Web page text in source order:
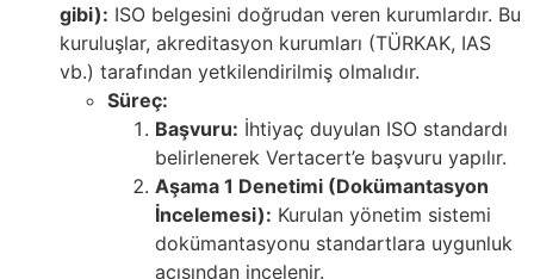
gibi): ISO belgesini doğrudan veren kurumlardır. Bu
kuruluşlar, akreditasyon kurumları (TÜRKAK, IAS
vb.) tarafından yetkilendirilmiş olmalıdır.
Süreç:
Başvuru: İhtiyaç duyulan ISO standardı
belirlenerek Vertacert’e başvuru yapılır.
Aşama 1 Denetimi (Dokümantasyon
İncelemesi): Kurulan yönetim sistemi
dokümantasyonu standartlara uygunluk
açısından incelenir.